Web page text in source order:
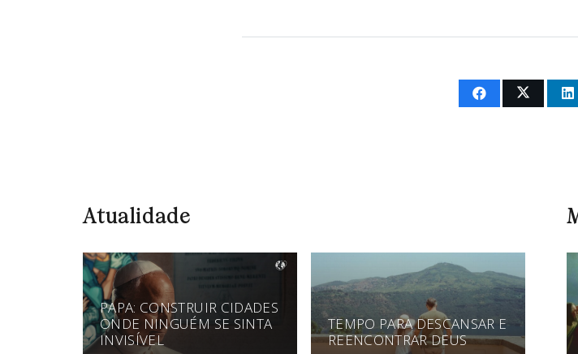
Atualidade
PAPA: CONSTRUIR CIDADES
ONDE NINGUÉM SE SINTA
INVISÍVEL
TEMPO PARA DESCANSAR E
REENCONTRAR DEUS